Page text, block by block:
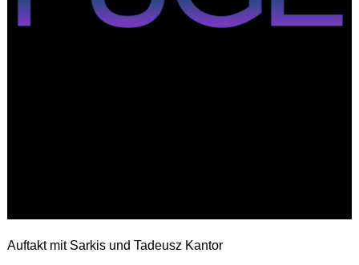
Auftakt mit Sarkis und Tadeusz Kantor